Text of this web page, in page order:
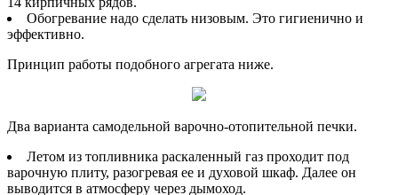
Обогревание надо сделать низовым. Это гигиенично и
эффективно.
Принцип работы подобного агрегата ниже.
Два варианта самодельной варочно-отопительной печки.
Летом из топливника раскаленный газ проходит под
варочную плиту, разогревая ее и духовой шкаф. Далее он
выводится в атмосферу через дымоход.